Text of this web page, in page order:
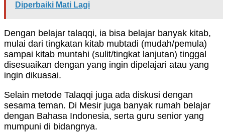
Diperbaiki Mati Lagi
Dengan belajar talaqqi, ia bisa belajar banyak kitab,
mulai dari tingkatan kitab mubtadi (mudah/pemula)
sampai kitab muntahi (sulit/tingkat lanjutan) tinggal
disesuaikan dengan yang ingin dipelajari atau yang
ingin dikuasai.
Selain metode Talaqqi juga ada diskusi dengan
sesama teman. Di Mesir juga banyak rumah belajar
dengan Bahasa Indonesia, serta guru senior yang
mumpuni di bidangnya.